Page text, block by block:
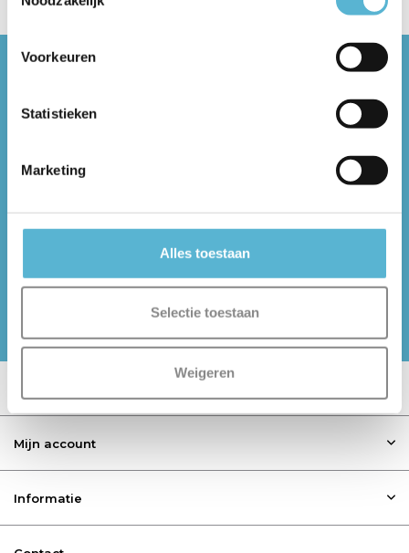
Voorkeuren
Statistieken
Marketing
Alles toestaan
Selectie toestaan
Weigeren
Bel onze Lichtplaza
Zaandam: 075-6121935
Volg ons op social media
Mijn account
Informatie